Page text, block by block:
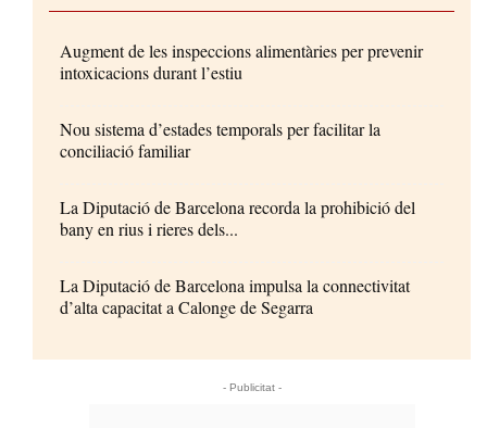
Augment de les inspeccions alimentàries per prevenir
intoxicacions durant l’estiu
Nou sistema d’estades temporals per facilitar la
conciliació familiar
La Diputació de Barcelona recorda la prohibició del
bany en rius i rieres dels...
La Diputació de Barcelona impulsa la connectivitat
d’alta capacitat a Calonge de Segarra
- Publicitat -